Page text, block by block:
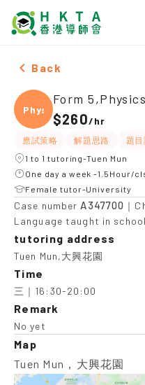
Female Form
Back
Physi
Form
$260/hr
應試策略 解題思路 題
1 to 1 tutoring-Tuen Mun
One day a week -1.5Hour/
Female tutor-University
Case number A347700 ｜
Language taught in
tutoring address
Tuen Mun,大興花園
Time
三｜16:30-20:00
Remark
No yet
Map
Tuen Mun，大興花園